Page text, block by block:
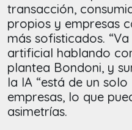
transacción,
propios y empresas
más sofisticados.
artificial hablando
plantea Bondoni, y
la IA “está de un
empresas, lo que
asimetrías.